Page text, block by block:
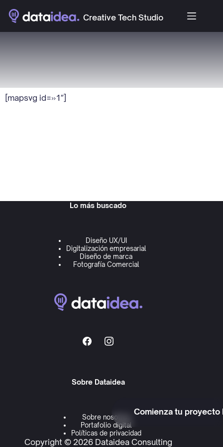
Creative Tech Studio
[mapsvg id=»1″]
Lo más buscado
Diseño UX/UI
Digitalización empresarial
Diseño de marca
Fotografía Comercial
Sobre Dataidea
Sobre nosotros
Portafolio digital
Políticas de privacidad
Copyright © 2026 Dataidea Consulting
Comienza tu proyecto